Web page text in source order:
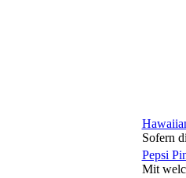
Sofern
Pepsi
Mit